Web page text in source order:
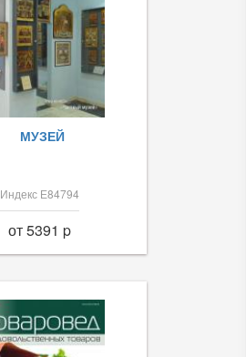
МУЗЕЙ
Индекс Е84794
от 5391 p